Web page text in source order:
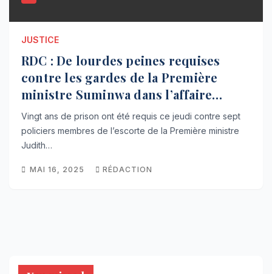
JUSTICE
RDC : De lourdes peines requises
contre les gardes de la Première
ministre Suminwa dans l’affaire
Fiston Kabeya
Vingt ans de prison ont été requis ce jeudi contre sept
policiers membres de l’escorte de la Première ministre
Judith…
MAI 16, 2025 RÉDACTION